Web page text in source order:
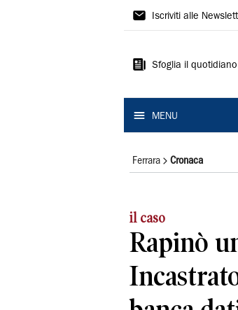
La
Ferrara
Iscriviti alle
Sfoglia il quotidiano
MENU
Ferrara Cronaca
il caso
Rapinò